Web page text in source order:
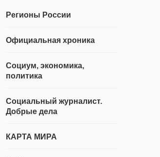
Регионы России
Официальная хроника
Социум, экономика,
политика
Социальный журналист.
Добрые дела
КАРТА МИРА